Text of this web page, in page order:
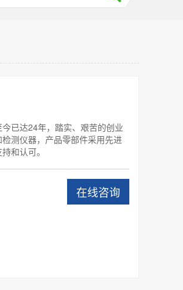
已达24年，踏实、艰苦的创业
测仪器，产品零部件采用先进
和认可。
在线咨询